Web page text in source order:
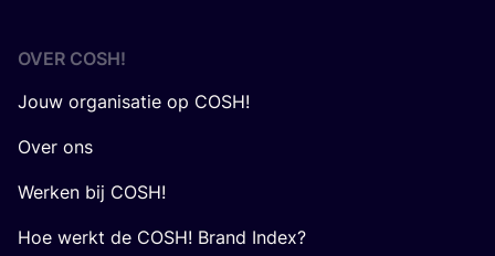
OVER COSH!
Jouw organisatie op COSH!
Over ons
Werken bij COSH!
Hoe werkt de COSH! Brand Index?